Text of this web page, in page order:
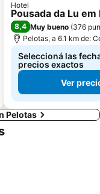
Hotel
Pousada da Lu em
8,4 Muy bueno (376
Pelotas, a 6.1 km de:
Seleccioná las
precios exactos
Ver
Pelotas